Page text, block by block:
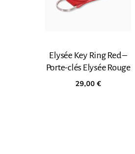
Elysée Key Ring Red –
Porte-clés Elysée Rouge
29,00 €